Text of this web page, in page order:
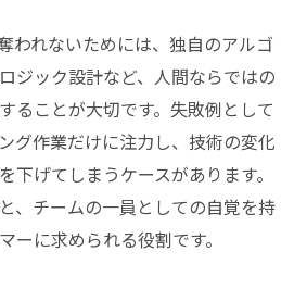
われないためには、独自のアルゴ
ジック設計など、人間ならではの
ることが大切です。失敗例として
グ作業だけに注力し、技術の変化
下げてしまうケースがあります。
、チームの一員としての自覚を持
ーに求められる役割です。